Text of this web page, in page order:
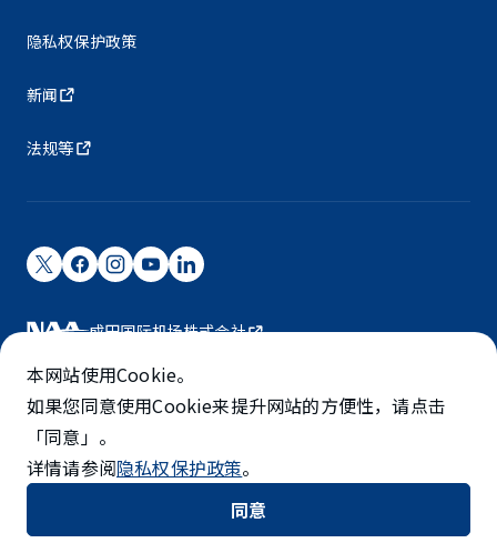
隐私权保护政策
新闻
法规等
成田国际机场株式会社
成田国际机场由NAA运营。
©NARITA INTERNATIONAL AIRPORT CORPORATION
SKYTRAX
5-STAR AIRPORT
本网站使用Cookie。
如果您同意使用Cookie来提升网站的方便性，请点击
「同意」。
详情请参阅隐私权保护政策。
同意